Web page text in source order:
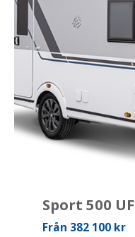
Sport 500 UF
Från 382 100 kr